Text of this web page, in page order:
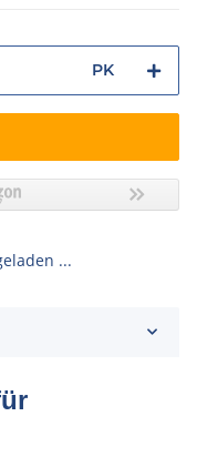
PK
...